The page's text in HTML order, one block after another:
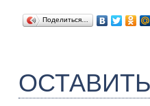
Поделиться…